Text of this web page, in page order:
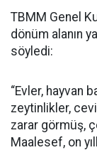
TBMM Genel
dönüm alanın
söyledi:
“Evler, hayvan
zeytinlikler,
zarar görmüş,
Maalesef, on